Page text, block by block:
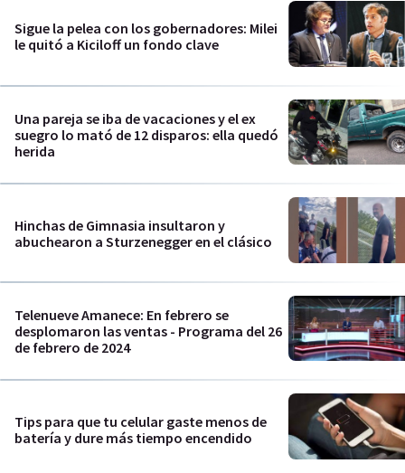
Sigue la pelea con los gobernadores: Milei
le quitó a Kiciloff un fondo clave
Una pareja se iba de vacaciones y el ex
suegro lo mató de 12 disparos: ella quedó
herida
Hinchas de Gimnasia insultaron y
abuchearon a Sturzenegger en el clásico
Telenueve Amanece: En febrero se
desplomaron las ventas - Programa del 26
de febrero de 2024
Tips para que tu celular gaste menos de
batería y dure más tiempo encendido